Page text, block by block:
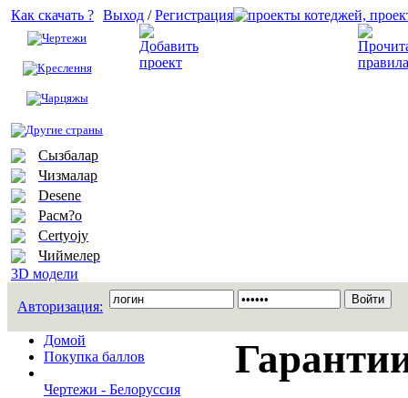
Как скачать ?
Чертежи
Креслення
Чарцяжы
Другие страны
Сызбалар
Чизмалар
Desene
Расм?о
Certyojy
Чиймелер
3D модели
Выход /Регистрация
Авторизация:
Домой
Покупка баллов
Чертежи - Белоруссия